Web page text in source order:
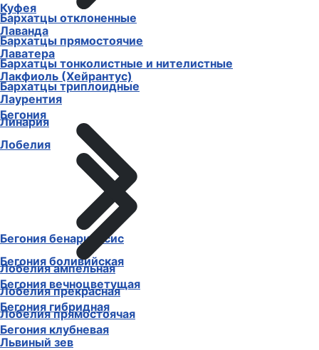
Бархатцы отклоненные
Бархатцы прямостоячие
Бархатцы тонколистные и нителистные
Бархатцы триплоидные
Бегония
Бегония бенариенсис
Бегония боливийская
Бегония вечноцветущая
Бегония гибридная
Бегония клубневая
Куфея
Лаванда
Лаватера
Лакфиоль (Хейрантус)
Лаурентия
Линария
Лобелия
Лобелия ампельная
Лобелия прекрасная
Лобелия прямостоячая
Львиный зев